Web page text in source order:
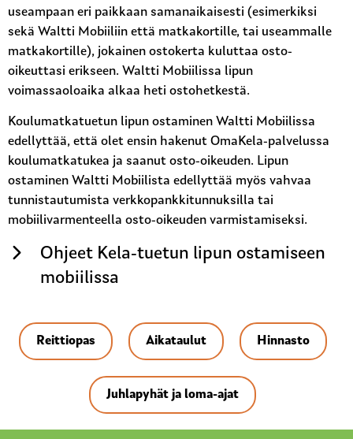
useampaan eri paikkaan samanaikaisesti (esimerkiksi
sekä Waltti Mobiiliin että matkakortille, tai useammalle
matkakortille), jokainen ostokerta kuluttaa osto-
oikeuttasi erikseen. Waltti Mobiilissa lipun
voimassaoloaika alkaa heti ostohetkestä.
Koulumatkatuetun lipun ostaminen Waltti Mobiilissa
edellyttää, että olet ensin hakenut OmaKela-palvelussa
koulumatkatukea ja saanut osto-oikeuden. Lipun
ostaminen Waltti Mobiilista edellyttää myös vahvaa
tunnistautumista verkkopankkitunnuksilla tai
mobiilivarmenteella osto-oikeuden varmistamiseksi.
Ohjeet Kela-tuetun lipun ostamiseen
mobiilissa
Reittiopas Aikataulut Hinnasto
Juhlapyhät ja loma-ajat